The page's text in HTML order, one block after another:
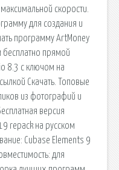
скорости.
для создания и
программу ArtMoney
бесплатно прямой
8.3 с ключом на
Скачать. Топовые
из фотографий и
версия
repack на русском
Cubase Elements 9
для